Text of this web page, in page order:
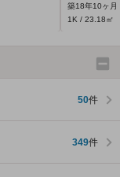
築18年10ヶ月
1K / 23.18㎡
50件
349件